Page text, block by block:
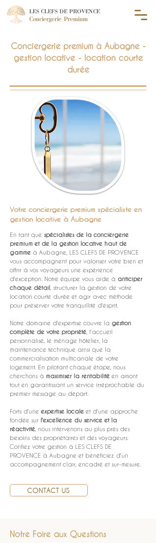
LES CLEFS DE PROVENCE
Conciergerie Premium
Conciergerie premium à Aubagne -
gestion locative - location courte
durée
Votre conciergerie premium spécialiste en
gestion locative à Aubagne
En tant que spécialistes de la conciergerie
premium et de la gestion locative haut de
gamme à Aubagne, LES CLEFS DE PROVENCE
vous accompagnent pour valoriser votre bien et
offrir à vos voyageurs une expérience
d'exception. Notre équipe vous aide à anticiper
chaque détail , structurer la gestion de votre
location courte durée et agir avec méthode
pour préserver votre tranquillité d'esprit.
Notre domaine d'expertise couvre la gestion
complète de votre propriété , l'accueil
personnalisé, le ménage hôtelier, la
maintenance technique ainsi que la
commercialisation multicanale de votre
logement. En pilotant chaque étape, nous
cherchons à maximiser la rentabilité en amont
tout en garantissant un service irréprochable du
premier message au départ.
Forts d'une expertise locale et d'une approche
fondée sur l'excellence du service et la
réactivité , nous intervenons au plus près des
besoins des propriétaires et des voyageurs.
Confiez votre gestion à LES CLEFS DE
PROVENCE à Aubagne et bénéficiez d'un
accompagnement clair, encadré et sur-mesure.
CONTACT US
Notre Foire aux Questions